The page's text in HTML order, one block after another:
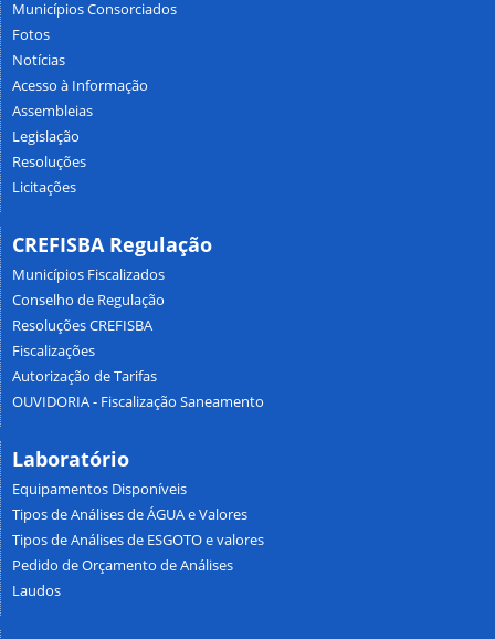
Municípios Consorciados
Fotos
Notícias
Acesso à Informação
Assembleias
Legislação
Resoluções
Licitações
CREFISBA Regulação
Municípios Fiscalizados
Conselho de Regulação
Resoluções CREFISBA
Fiscalizações
Autorização de Tarifas
OUVIDORIA - Fiscalização Saneamento
Laboratório
Equipamentos Disponíveis
Tipos de Análises de ÁGUA e Valores
Tipos de Análises de ESGOTO e valores
Pedido de Orçamento de Análises
Laudos